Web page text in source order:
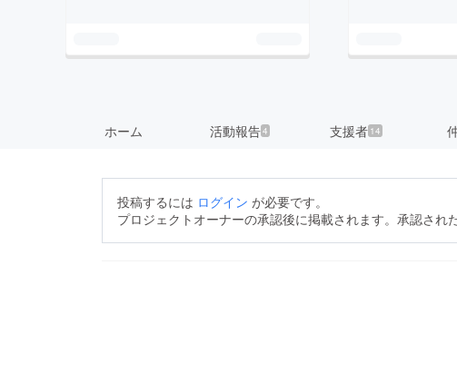
ホーム 活動報告4 支援者 14
投稿するには ログイン が必要です。
プロジェクトオーナーの承認後に掲載されます。承認され